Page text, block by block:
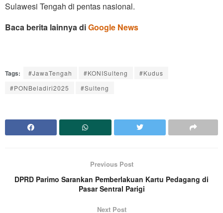
Sulawesi Tengah di pentas nasional.
Baca berita lainnya diGoogle News
Tags: #JawaTengah #KONISulteng
#Kudus
#PONBeladiri2025
#Sulteng
Previous Post
DPRD Parimo Sarankan Pemberlakuan Kartu Pedagang di
Pasar Sentral Parigi
Next Post